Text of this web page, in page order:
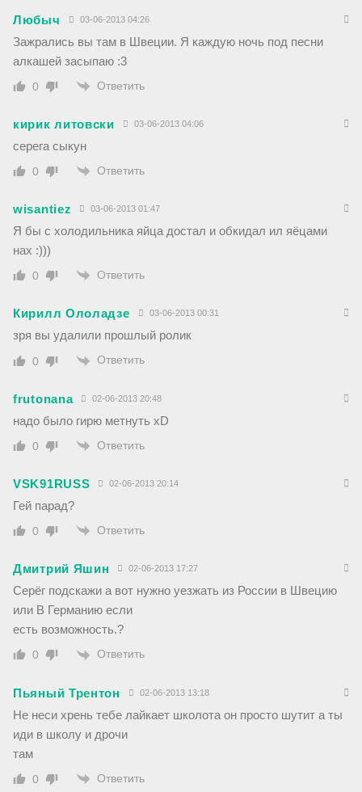
Любыч 03-06-2013 04:26
Зажрались вы там в Швеции. Я каждую ночь под песни
алкашей засыпаю :3
0 Ответить
кирик литовски 03-06-2013 04:06
серега сыкун
0 Ответить
wisantiez 03-06-2013 01:47
Я бы с холодильника яйца достал и обкидал ил яёцами
нах :)))
0 Ответить
Кирилл Ололадзе 03-06-2013 00:31
зря вы удалили прошлый ролик
0 Ответить
frutonana 02-06-2013 20:48
надо было гирю метнуть xD
0 Ответить
VSK91RUSS 02-06-2013 20:14
Гей парад?
0 Ответить
Дмитрий Яшин 02-06-2013 17:27
Серёг подскажи а вот нужно уезжать из России в Швецию
или В Германию если
есть возможность.?
0 Ответить
Пьяный Трентон 02-06-2013 13:18
Не неси хрень тебе лайкает школота он просто шутит а ты
иди в школу и дрочи
там
0 Ответить